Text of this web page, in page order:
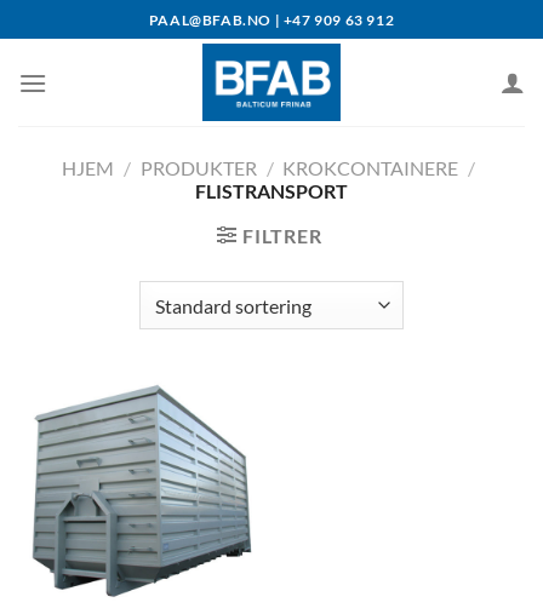
to
content
PAAL@BFAB.NO | +47 909 63 912
HJEM / PRODUKTER / KROKCONTAINERE /
FLISTRANSPORT
FILTRER